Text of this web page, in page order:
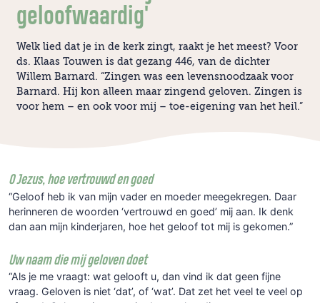
geloofwaardig'
Welk lied dat je in de kerk zingt, raakt je het meest? Voor
ds. Klaas Touwen is dat gezang 446, van de dichter
Willem Barnard. “Zingen was een levensnoodzaak voor
Barnard. Hij kon alleen maar zingend geloven. Zingen is
voor hem – en ook voor mij – toe-eigening van het heil.”
O Jezus, hoe vertrouwd en goed
“Geloof heb ik van mijn vader en moeder meegekregen. Daar
herinneren de woorden ‘vertrouwd en goed’ mij aan. Ik denk
dan aan mijn kinderjaren, hoe het geloof tot mij is gekomen.”
Uw naam die mij geloven doet
“Als je me vraagt: wat gelooft u, dan vind ik dat geen fijne
vraag. Geloven is niet ‘dat’, of ‘wat’. Dat zet het veel te veel op